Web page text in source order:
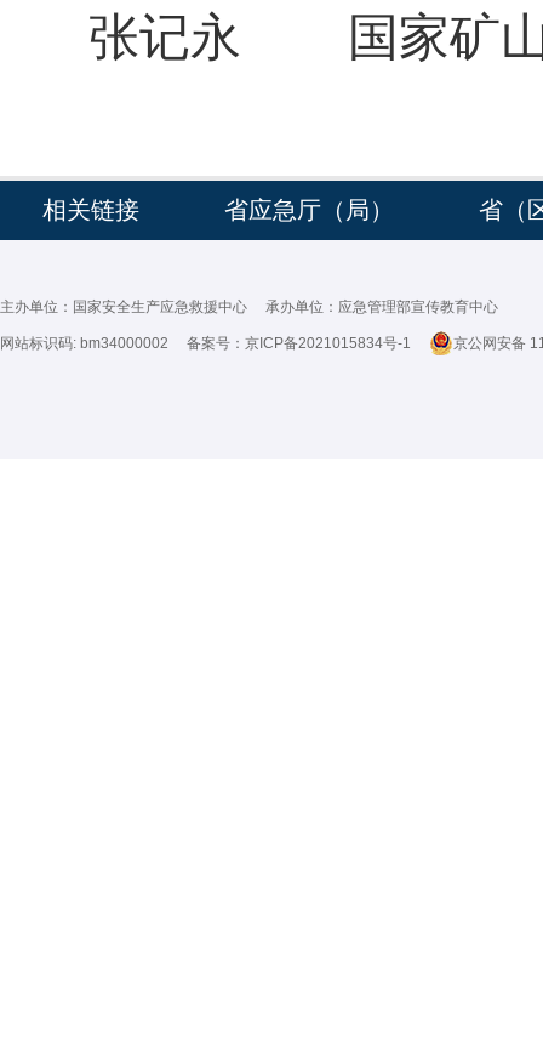
张记永
国家矿
相关链接 省应急厅（局） 省（
主办单位：国家安全生产应急救援中心 承办单位：应急管理部宣传教育中心
网站标识码: bm34000002 备案号： 京ICP备2021015834号-1 京公网安备